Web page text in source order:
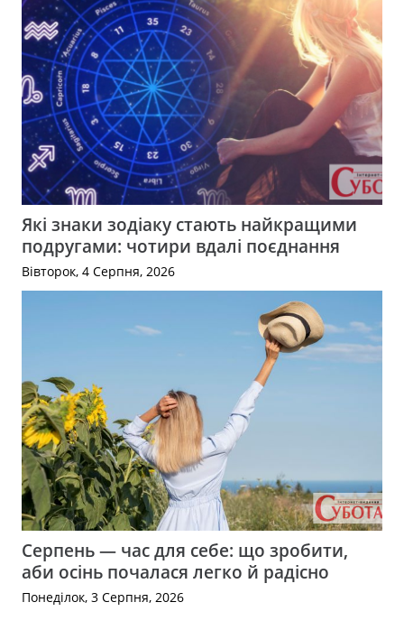
Які знаки зодіаку стають найкращими
подругами: чотири вдалі поєднання
Вівторок, 4 Серпня, 2026
Серпень — час для себе: що зробити,
аби осінь почалася легко й радісно
Понеділок, 3 Серпня, 2026